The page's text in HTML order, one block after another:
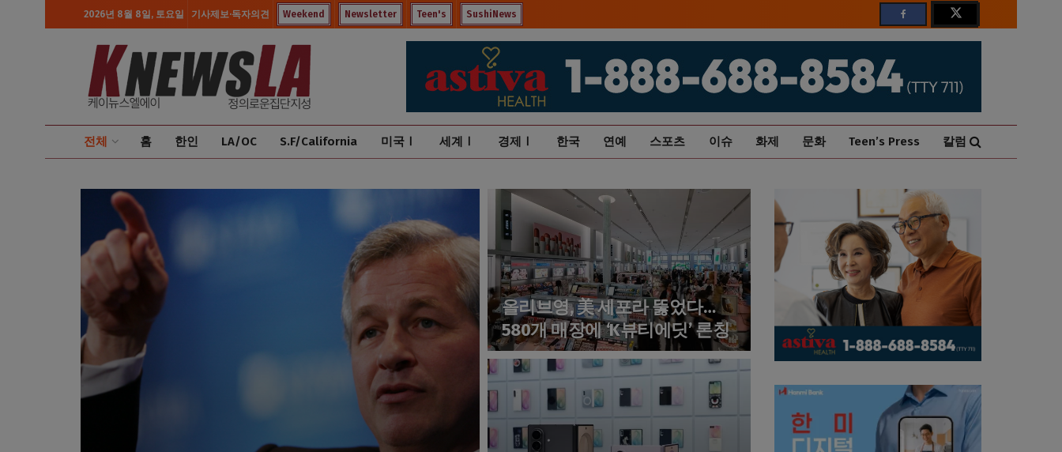
2026년 8월 8일, 토요일 기사제보·독자의견 Weekend Newsletter Teen's SushiNews
전체 홈 한인 LA/OC S.F/California 미국Ⅰ 세계Ⅰ 경제Ⅰ 한국 연예 스포츠 이슈 화제 문화 Teen’s Press 칼럼
올리브영, 美 세포라 뚫었다…
580개 매장에 ‘K뷰티에딧’ 론칭